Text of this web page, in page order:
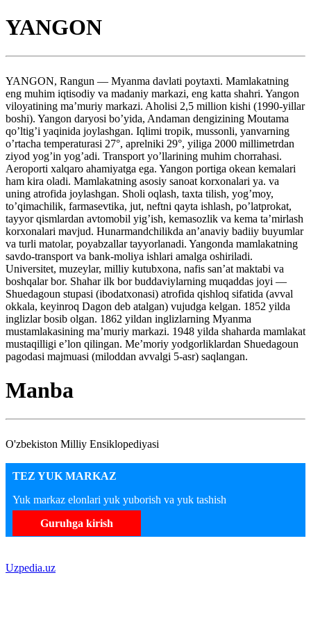
YANGON
YANGON, Rangun — Myanma davlati poytaxti. Mamlakatning
eng muhim iqtisodiy va madaniy markazi, eng katta shahri. Yangon
viloyatining ma’muriy markazi. Aholisi 2,5 million kishi (1990-yillar
boshi). Yangon daryosi bo’yida, Andaman dengizining Moutama
qo’ltig’i yaqinida joylashgan. Iqlimi tropik, mussonli, yanvarning
o’rtacha temperaturasi 27°, aprelniki 29°, yiliga 2000 millimetrdan
ziyod yog’in yog’adi. Transport yo’llarining muhim chorrahasi.
Aeroporti xalqaro ahamiyatga ega. Yangon portiga okean kemalari
ham kira oladi. Mamlakatning asosiy sanoat korxonalari ya. va
uning atrofida joylashgan. Sholi oqlash, taxta tilish, yog’moy,
to’qimachilik, farmasevtika, jut, neftni qayta ishlash, po’latprokat,
tayyor qismlardan avtomobil yig’ish, kemasozlik va kema ta’mirlash
korxonalari mavjud. Hunarmandchilikda an’anaviy badiiy buyumlar
va turli matolar, poyabzallar tayyorlanadi. Yangonda mamlakatning
savdo-transport va bank-moliya ishlari amalga oshiriladi.
Universitet, muzeylar, milliy kutubxona, nafis san’at maktabi va
boshqalar bor. Shahar ilk bor buddaviylarning muqaddas joyi —
Shuedagoun stupasi (ibodatxonasi) atrofida qishloq sifatida (avval
okkala, keyinroq Dagon deb atalgan) vujudga kelgan. 1852 yilda
inglizlar bosib olgan. 1862 yildan inglizlarning Myanma
mustamlakasining ma’muriy markazi. 1948 yilda shaharda mamlakat
mustaqilligi e’lon qilingan. Me’moriy yodgorliklardan Shuedagoun
pagodasi majmuasi (miloddan avvalgi 5-asr) saqlangan.
Manba
O'zbekiston Milliy Ensiklopediyasi
TEZ YUK MARKAZ
Yuk markaz elonlari yuk yuborish va yuk tashish
Guruhga kirish
Uzpedia.uz